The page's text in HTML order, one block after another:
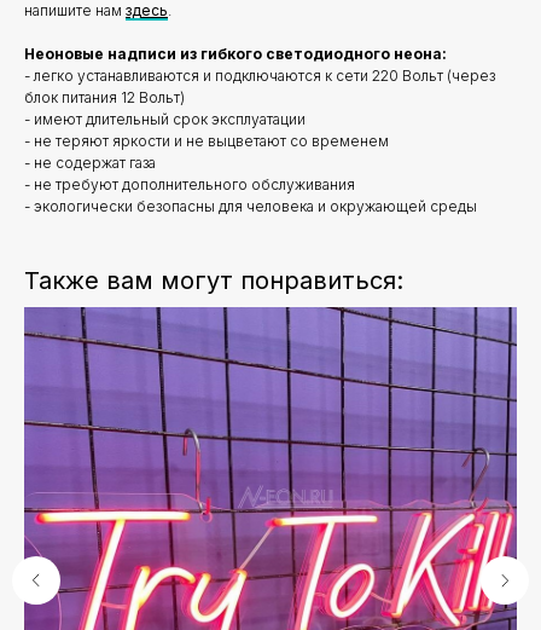
напишите нам здесь.
Неоновые надписи из гибкого светодиодного неона:
- легко устанавливаются и подключаются к сети 220 Вольт (через
блок питания 12 Вольт)
- имеют длительный срок эксплуатации
- не теряют яркости и не выцветают со временем
- не содержат газа
- не требуют дополнительного обслуживания
- экологически безопасны для человека и окружающей среды
Также вам могут понравиться: